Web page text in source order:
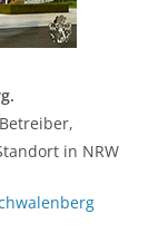
in NRW